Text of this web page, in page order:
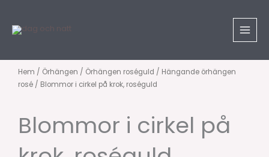
innehåll
Hem / Örhängen / Örhängen roséguld / Hängande örhängen
rosé / Blommor i cirkel på krok, roséguld
Blommor i cirkel på